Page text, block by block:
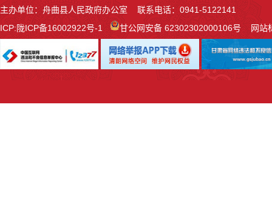
主办单位：舟曲县人民政府办公室 联系电话：0941-5122141
ICP:陇ICP备16002922号-1 甘公网安备 62302302000106号网站